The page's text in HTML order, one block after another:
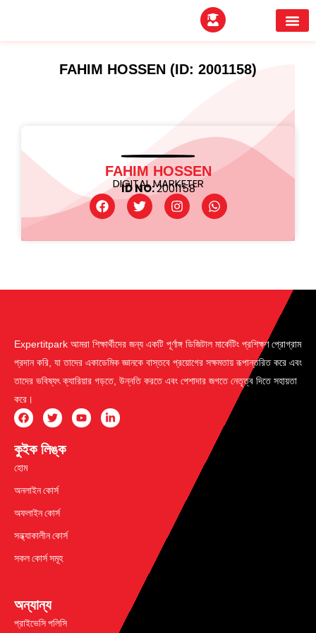
FAHIM HOSSEN (ID: 2001158)
FAHIM HOSSEN
DIGITAL MARKETER
ID NO:2001158
Expertitpark আমরা শিক্ষার্থীদের জন্য একটি পূর্ণাঙ্গ ডিজিটাল মার্কেটিং প্রশিক্ষণ প্রোগ্রাম
প্রদান করি, যা তাদের একাডেমিক জ্ঞানকে বাস্তবে প্রয়োগের সক্ষমতায় রূপান্তরিত করে এবং
তাদের ভবিষ্যৎ ক্যারিয়ার গড়তে, উন্নতি করতে এবং পেশাদার জগতে নেতৃত্ব দিতে সহায়তা
করে।
কুইক লিঙ্ক
হোম
অনলাইন কোর্স
অফলাইন কোর্স
সন্ধ্যাকালীন কোর্স
সকল কোর্স সমূহ
অন্যান্য
প্রাইভেসি পলিসি